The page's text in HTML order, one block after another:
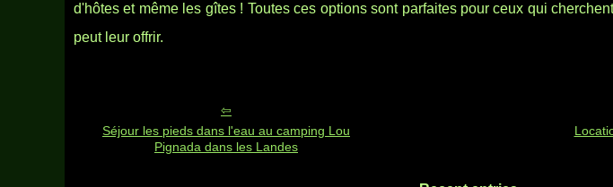
d'hôtes et même les gîtes ! Toutes ces options sont parfaites pour ceux qui
peut leur offrir.
Séjour les pieds dans l'eau au camping Lou
Pignada dans les Landes